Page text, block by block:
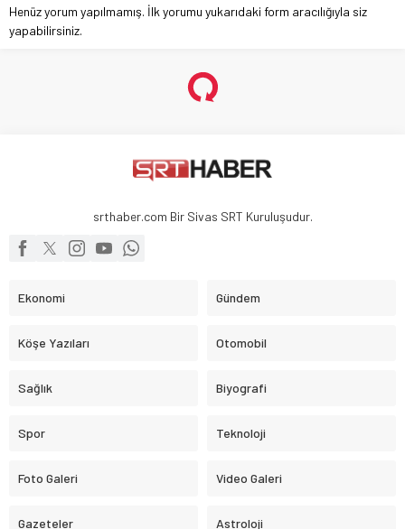
Henüz yorum yapılmamış. İlk yorumu yukarıdaki form aracılığıyla siz
yapabilirsiniz.
srthaber.com Bir Sivas SRT Kuruluşudur.
Ekonomi Gündem
Köşe Yazıları Otomobil
Sağlık Biyografi
Spor Teknoloji
Foto Galeri Video Galeri
Gazeteler Astroloji